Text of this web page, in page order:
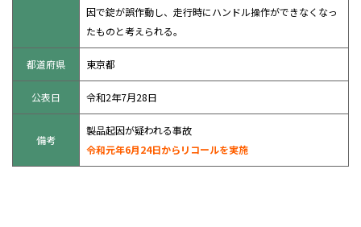
因で錠が誤作動し、走行時にハンドル操作ができなくなっ
たものと考えられる。
都道府県 東京都
公表日 令和2年7月28日
備考
製品起因が疑われる事故
令和元年6月24日からリコールを実施